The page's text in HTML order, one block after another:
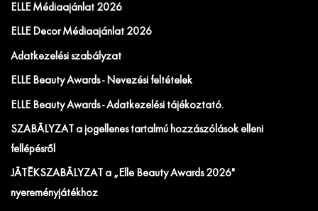
ELLE Médiaajánlat 2026
ELLE Decor Médiaajánlat 2026
Adatkezelési szabályzat
ELLE Beauty Awards - Nevezési feltételek
ELLE Beauty Awards - Adatkezelési tájékoztató.
SZABÁLYZAT a jogellenes tartalmú hozzászólások elleni
fellépésről
JÁTÉKSZABÁLYZAT a „Elle Beauty Awards 2026"
nyereményjátékhoz